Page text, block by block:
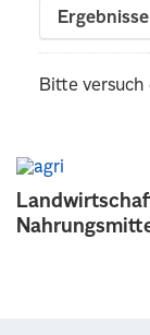
Bitte versuch